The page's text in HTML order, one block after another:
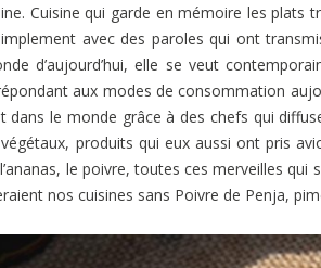
Cuisine qui garde en mémoire les
avec des paroles qui ont
d’aujourd’hui, elle se veut
aux modes de consommation
dans le monde grâce à des chefs qui
produits qui eux aussi ont pris
le poivre, toutes ces merveilles
nos cuisines sans Poivre de Penja,